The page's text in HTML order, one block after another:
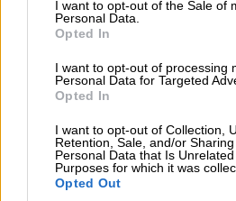
I want to opt-out of the Sale of
Personal Data.
Opted In
I want to opt-out of processing
Personal Data for Targeted
Opted In
I want to opt-out of Collection,
Retention, Sale, and/or
Personal Data that Is
Purposes for which it was
Opted Out
ότι υπέστη καρδιακή
ιατροδικαστικό γραφείο
καθορίσει την επίσημη
Το προσωπικό του
σώμα της γύρω στις 12:40
συνέχεια κάλεσε την
Ιβάνα Τραμπ είχε